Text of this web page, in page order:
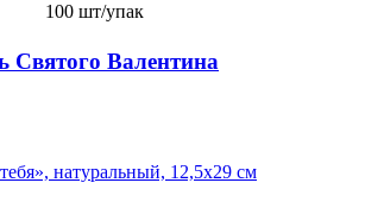
100 шт/упак
Святого Валентина